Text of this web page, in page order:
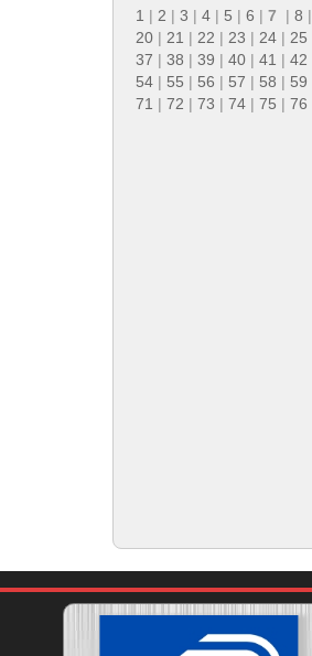
1 | 2 | 3 | 4 | 5 | 6 | 7 | 8 |
20 | 21 | 22 | 23 | 24 | 25
37 | 38 | 39 | 40 | 41 | 42
54 | 55 | 56 | 57 | 58 | 59
71 | 72 | 73 | 74 | 75 | 76